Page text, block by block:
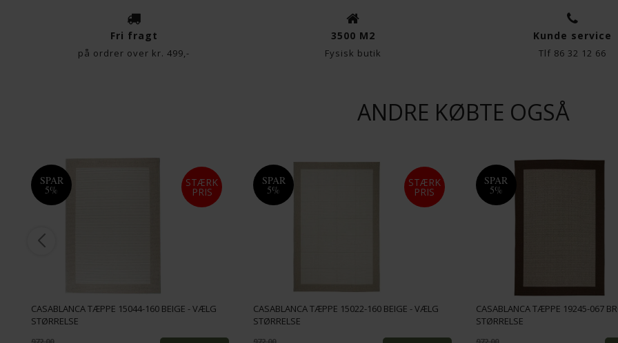
Fri fragt
på ordrer over kr. 499,-
3500 M2
Fysisk butik
Kunde service
Tlf 86 32 12 66
ANDRE KØBTE OGSÅ
SPAR
5%
STÆRK
PRIS
CASABLANCA TÆPPE 15044-160 BEIGE - VÆLG
STØRRELSE
SPAR
5%
STÆRK
PRIS
CASABLANCA TÆPPE 15022-160 BEIGE - VÆLG
STØRRELSE
SPAR
5%
CASABLANCA TÆPPE 19245-067
STØRRELSE